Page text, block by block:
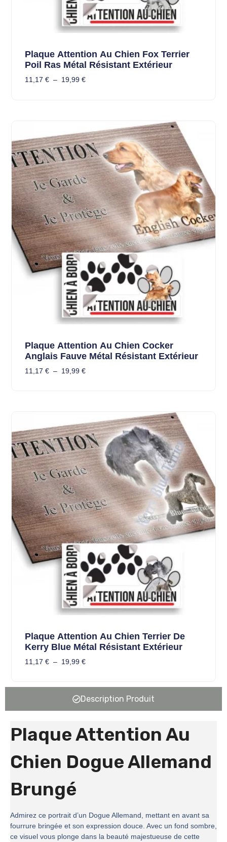
Plaque Attention Au Chien Fox Terrier
Poil Ras Métal Résistant Extérieur
11,17 € – 19,99 €
Plaque Attention Au Chien Cocker
Anglais Fauve Métal Résistant Extérieur
11,17 € – 19,99 €
Plaque Attention Au Chien Terrier De
Kerry Blue Métal Résistant Extérieur
11,17 € – 19,99 €
Description Produit
Plaque Attention Au
Chien Dogue Allemand
Brungé
Admirez ce portrait d’un Dogue Allemand, mettant en avant sa
fourrure bringée et son expression douce. Avec un fond sombre,
ce visuel vous plonge dans la beauté majestueuse de cette